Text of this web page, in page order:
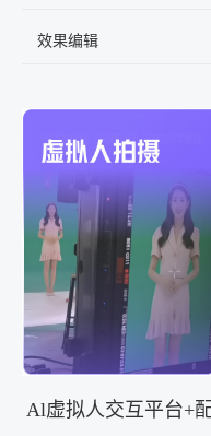
效果编辑
Al虚拟人交互平台+